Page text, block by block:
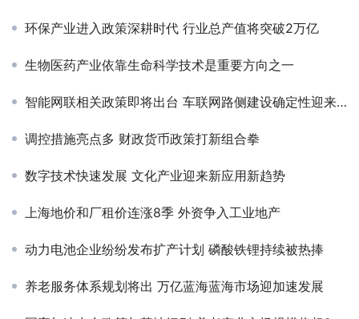
环保产业进入政策深耕时代 行业总产值将突破2万亿
生物医药产业依靠生命科学技术是重要方向之一
智能网联相关政策即将出台 车联网路侧建设确定性迎来高增长
调控措施亮点多 财政货币政策打新组合拳
数字技术快速发展 文化产业迎来新应用新趋势
上海地价和厂租价连涨8季 外资争入工业地产
动力电池企业纷纷发布扩产计划 磷酸铁锂持续被热捧
养老服务体系规划将出 万亿蓝海蓝海市场迎加速发展